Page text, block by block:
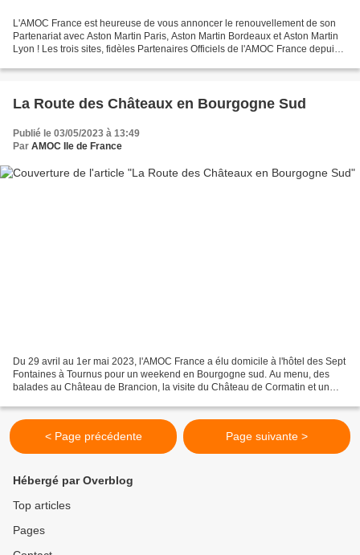
L'AMOC France est heureuse de vous annoncer le renouvellement de son
Partenariat avec Aston Martin Paris, Aston Martin Bordeaux et Aston Martin
Lyon ! Les trois sites, fidèles Partenaires Officiels de l'AMOC France depuis
La Route des Châteaux en Bourgogne Sud
Publié le 03/05/2023 à 13:49
Par AMOC Ile de France
Du 29 avril au 1er mai 2023, l'AMOC France a élu domicile à l'hôtel des Sept
Fontaines à Tournus pour un weekend en Bourgogne sud. Au menu, des
balades au Château de Brancion, la visite du Château de Cormatin et un
< Page précédente Page suivante >
Hébergé par Overblog
Top articles
Pages